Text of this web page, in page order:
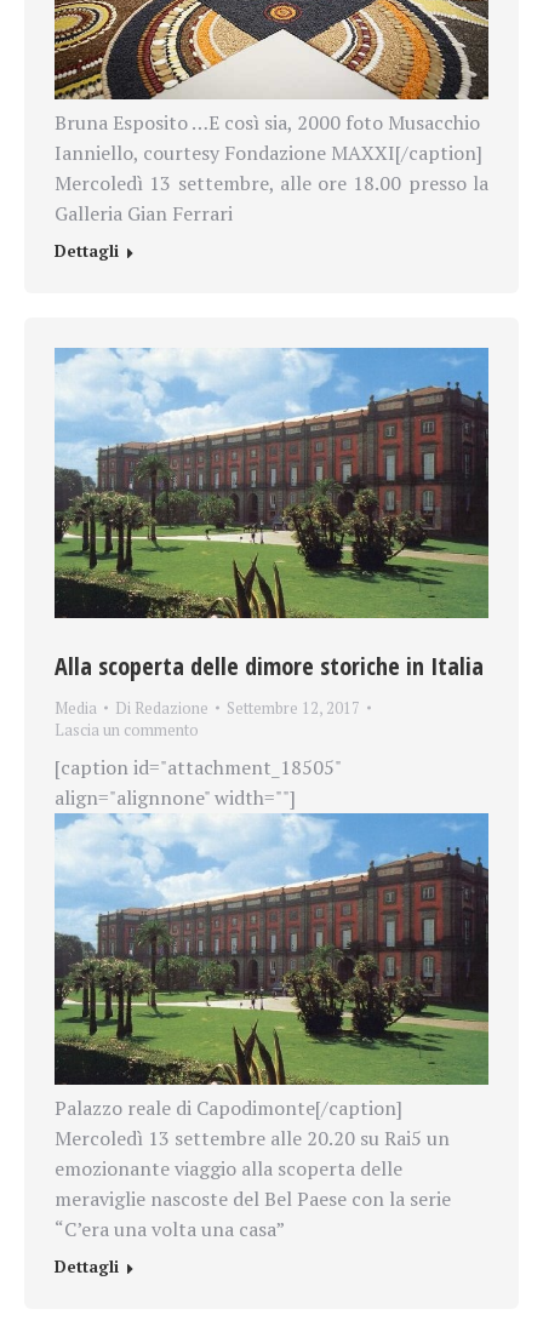
Bruna Esposito …E così sia, 2000 foto Musacchio
Ianniello, courtesy Fondazione MAXXI[/caption]
Mercoledì 13 settembre, alle ore 18.00 presso la
Galleria Gian Ferrari
Dettagli
Alla scoperta delle dimore storiche in Italia
Media Di Redazione
Settembre 12, 2017
Lascia un commento
[caption id="attachment_18505"
align="alignnone" width=""]
Palazzo reale di Capodimonte[/caption]
Mercoledì 13 settembre alle 20.20 su Rai5 un
emozionante viaggio alla scoperta delle
meraviglie nascoste del Bel Paese con la serie
“C’era una volta una casa”
Dettagli